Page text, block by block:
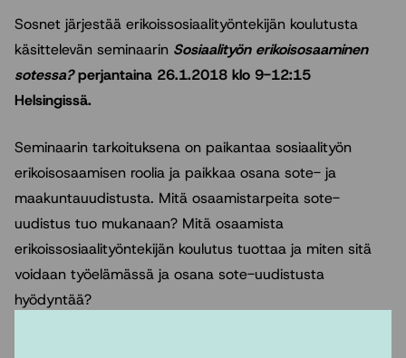
Sosnet järjestää erikoissosiaalityöntekijän koulutusta
käsittelevän seminaarin Sosiaalityön erikoisosaaminen
sotessa?perjantaina 26.1.2018 klo 9-12:15
Helsingissä.
Seminaarin tarkoituksena on paikantaa sosiaalityön
erikoisosaamisen roolia ja paikkaa osana sote- ja
maakuntauudistusta. Mitä osaamistarpeita sote-
uudistus tuo mukanaan? Mitä osaamista
erikoissosiaalityöntekijän koulutus tuottaa ja miten sitä
voidaan työelämässä ja osana sote-uudistusta
hyödyntää?